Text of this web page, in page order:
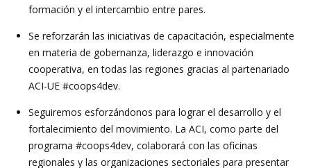
formación y el intercambio entre pares.
Se reforzarán las iniciativas de capacitación, especialmente
en materia de gobernanza, liderazgo e innovación
cooperativa, en todas las regiones gracias al partenariado
ACI-UE #coops4dev.
Seguiremos esforzándonos para lograr el desarrollo y el
fortalecimiento del movimiento. La ACI, como parte del
programa #coops4dev, colaborará con las oficinas
regionales y las organizaciones sectoriales para presentar